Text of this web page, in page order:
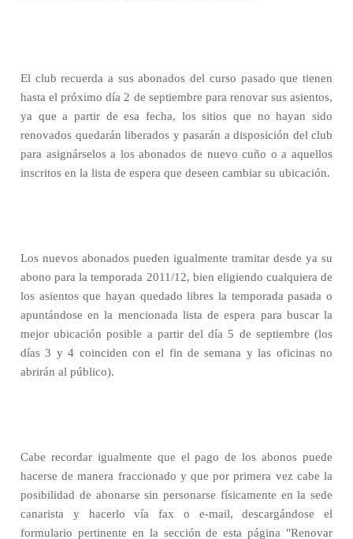
El club recuerda a sus abonados del curso pasado que tienen
hasta el próximo día 2 de septiembre para renovar sus asientos,
ya que a partir de esa fecha, los sitios que no hayan sido
renovados quedarán liberados y pasarán a disposición del club
para asignárselos a los abonados de nuevo cuño o a aquellos
inscritos en la lista de espera que deseen cambiar su ubicación.
Los nuevos abonados pueden igualmente tramitar desde ya su
abono para la temporada 2011/12, bien eligiendo cualquiera de
los asientos que hayan quedado libres la temporada pasada o
apuntándose en la mencionada lista de espera para buscar la
mejor ubicación posible a partir del día 5 de septiembre (los
días 3 y 4 coinciden con el fin de semana y las oficinas no
abrirán al público).
Cabe recordar igualmente que el pago de los abonos puede
hacerse de manera fraccionado y que por primera vez cabe la
posibilidad de abonarse sin personarse físicamente en la sede
canarista y hacerlo vía fax o e-mail, descargándose el
formulario pertinente en la sección de esta página "Renovar